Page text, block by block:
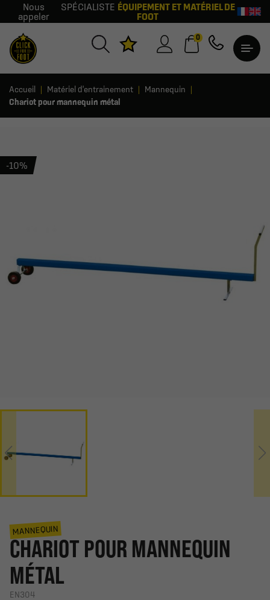
Nous
appeler
SPÉCIALISTE ÉQUIPEMENT ET MATÉRIEL DE
FOOT
0
Accueil Matériel d'entrainement
Mannequin
Chariot pour mannequin métal
-10%
MANNEQUIN
CHARIOT POUR MANNEQUIN
MÉTAL
EN304